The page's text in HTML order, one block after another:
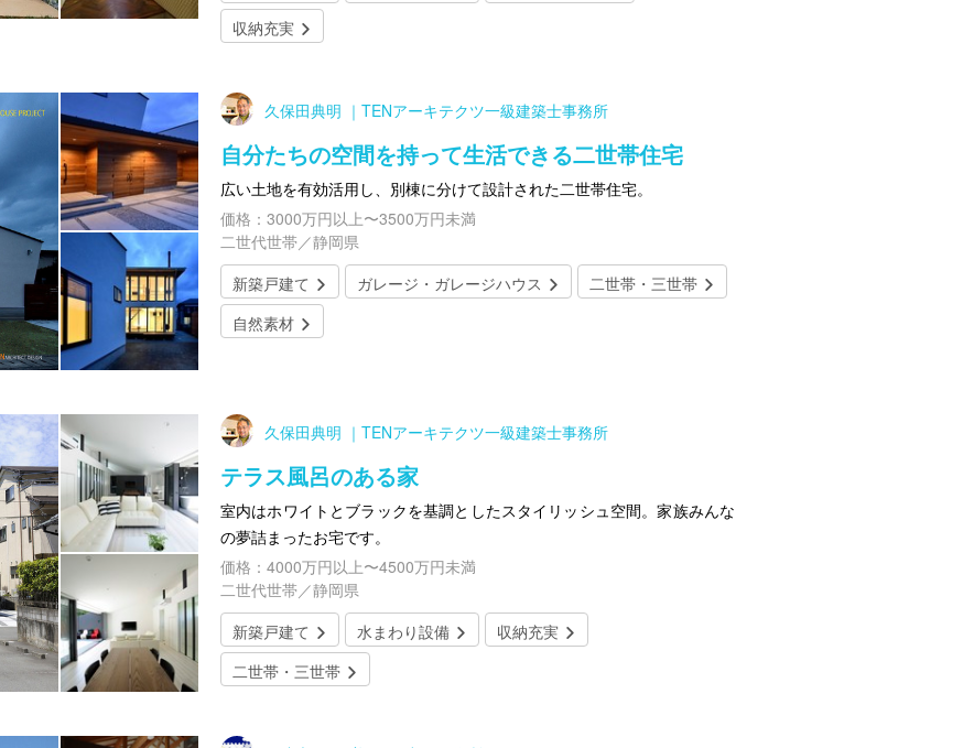
収納充実
久保田典明 ｜TENアーキテクツ一級建築士事務所
自分たちの空間を持って生活できる二世帯住宅
広い土地を有効活用し、別棟に分けて設計された二世帯住宅。
価格：3000万円以上〜3500万円未満
二世代世帯／静岡県
新築戸建て
ガレージ・ガレージハウス
二世帯・三世帯
自然素材
久保田典明 ｜TENアーキテクツ一級建築士事務所
テラス風呂のある家
室内はホワイトとブラックを基調としたスタイリッシュ空間。家族みんな
の夢詰まったお宅です。
価格：4000万円以上〜4500万円未満
二世代世帯／静岡県
新築戸建て
水まわり設備
収納充実
二世帯・三世帯